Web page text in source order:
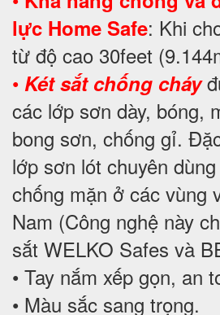
lực Home Safe: Khi
từ độ cao 30feet
• Két sắt chống cháy
các lớp sơn dày, bóng,
bong sơn, chống gỉ.
lớp sơn lót chuyên
chống mặn ở các vùng
Nam (Công nghệ này
sắt WELKO Safes và
• Tay nắm xếp gọn, an
• Màu sắc sang trọng.